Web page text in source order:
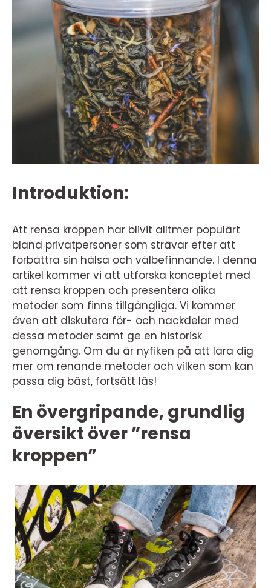
Introduktion:
Att rensa kroppen har blivit alltmer populärt
bland privatpersoner som strävar efter att
förbättra sin hälsa och välbefinnande. I denna
artikel kommer vi att utforska konceptet med
att rensa kroppen och presentera olika
metoder som finns tillgängliga. Vi kommer
även att diskutera för- och nackdelar med
dessa metoder samt ge en historisk
genomgång. Om du är nyfiken på att lära dig
mer om renande metoder och vilken som kan
passa dig bäst, fortsätt läs!
En övergripande, grundlig
översikt över ”rensa
kroppen”